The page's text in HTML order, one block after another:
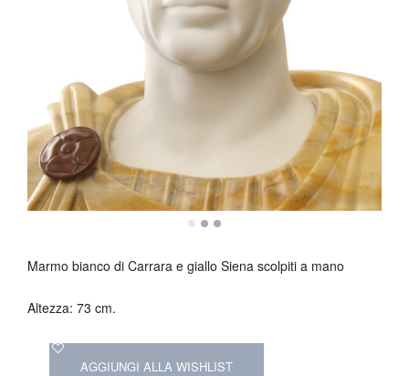
Marmo bianco di Carrara e giallo Siena scolpiti a mano
Altezza: 73 cm.
AGGIUNGI ALLA WISHLIST